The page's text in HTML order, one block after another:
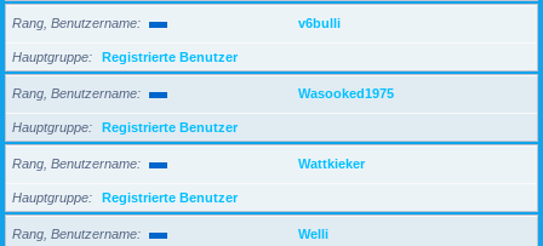
Rang, Benutzername v6bulli
Hauptgruppe Registrierte Benutzer
Rang, Benutzername Wasooked1975
Hauptgruppe Registrierte Benutzer
Rang, Benutzername Wattkieker
Hauptgruppe Registrierte Benutzer
Rang, Benutzername Welli